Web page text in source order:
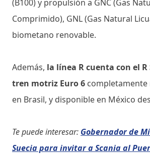
(B100) y propulsión a GNC (Gas
Comprimido), GNL (Gas Natural
biometano renovable.
Además, la línea R cuenta con el
tren motriz Euro 6 completamente
en Brasil, y disponible en México
Te puede interesar: Gobernador de
Suecia para invitar a Scania al